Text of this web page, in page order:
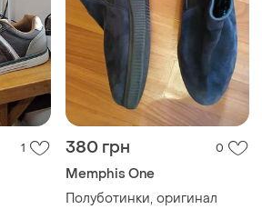
1 380 грн 0
Memphis One
Полуботинки, оригинал